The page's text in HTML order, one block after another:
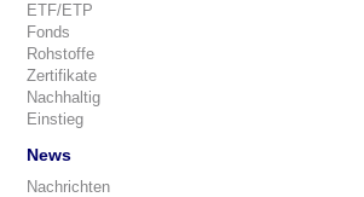
ETF/ETP
Fonds
Rohstoffe
Zertifikate
Nachhaltig
Einstieg
News
Nachrichten